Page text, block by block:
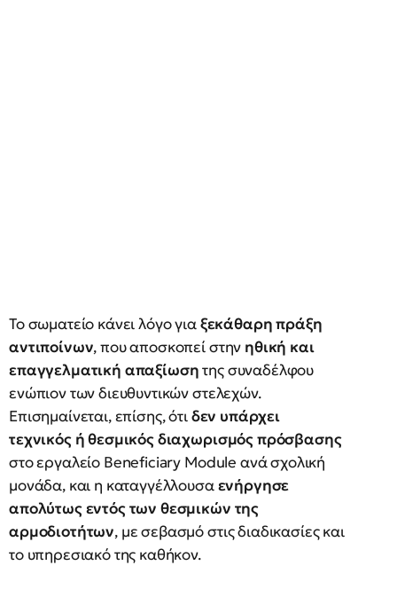
Το σωματείο κάνει λόγο γιαξεκάθαρη πράξη
αντιποίνων, που αποσκοπεί στην ηθική και
επαγγελματική απαξίωσητης συναδέλφου
ενώπιον των διευθυντικών στελεχών.
Επισημαίνεται, επίσης, ότιδεν υπάρχει
τεχνικός ή θεσμικός διαχωρισμός πρόσβασης
στο εργαλείο Beneficiary Module ανά σχολική
μονάδα, και η καταγγέλλουσαενήργησε
απολύτως εντός των θεσμικών της
αρμοδιοτήτων, με σεβασμό στις διαδικασίες και
το υπηρεσιακό της καθήκον.